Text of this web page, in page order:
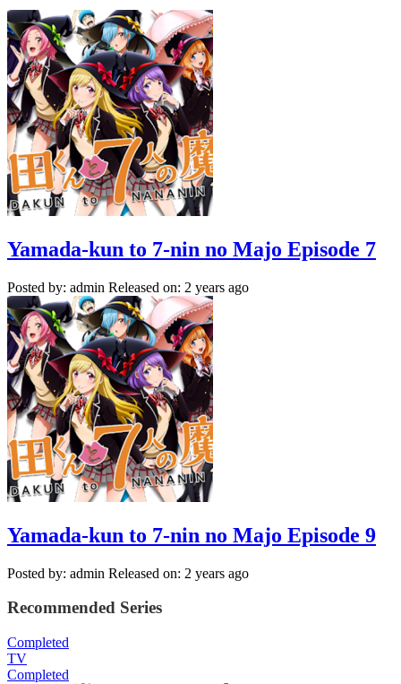
Yamada-kun to 7-nin no Majo Episode 7
Posted by: admin Released on: 2 years ago
Yamada-kun to 7-nin no Majo Episode 9
Posted by: admin Released on: 2 years ago
Recommended Series
Completed
TV
Completed